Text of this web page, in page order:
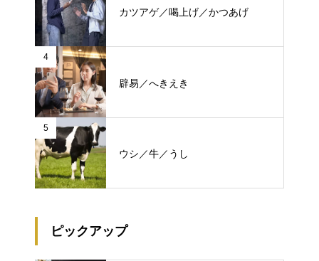
カツアゲ／喝上げ／かつあげ
4
辟易／へきえき
5
ウシ／牛／うし
ピックアップ